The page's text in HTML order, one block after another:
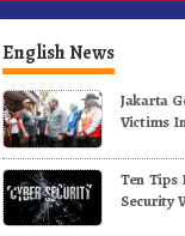
English News
Jakarta
Victims
Ten Tips
Security